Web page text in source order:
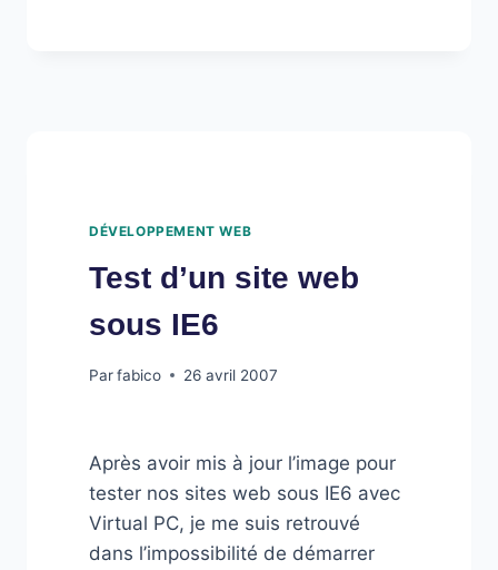
DÉVELOPPEMENT WEB
Test d’un site web
sous IE6
Parfabico 26 avril 2007
Après avoir mis à jour l’image pour
tester nos sites web sous IE6 avec
Virtual PC, je me suis retrouvé
dans l’impossibilité de démarrer